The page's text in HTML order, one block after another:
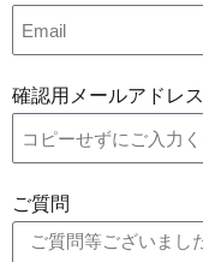
確認用メールアドレス
ご質問